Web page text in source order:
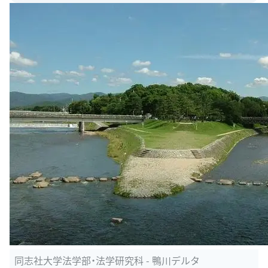
同志社大学法学部・法学研究科 - 鴨川デルタ